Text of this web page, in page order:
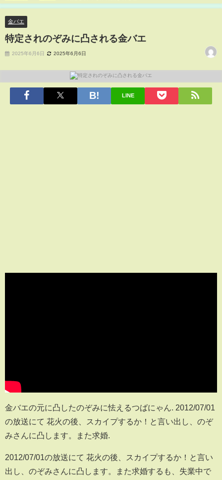
金バエ
特定されのぞみに凸される金バエ
2025年6月6日 2025年6月6日
LINE
金バエの元に凸したのぞみに怯えるつばにゃん. 2012/07/01
の放送にて 花火の後、スカイプするか！と言い出し、のぞ
みさんに凸します。また求婚.
2012/07/01の放送にて 花火の後、スカイプするか！と言い
出し、のぞみさんに凸します。また求婚するも、失業中で